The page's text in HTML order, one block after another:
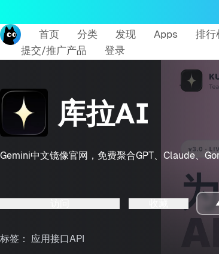
首页 分类 发现 Apps 排行
提交/推广产品 登录
库拉AI
Gemini中文镜像官网，免费聚合GPT、Claude、
标签： 应用接口API